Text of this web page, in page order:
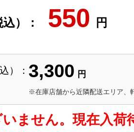
）： 550 円
）： 3,300 円
※在庫店舗から近隣配送エリア、
ません。現在入荷